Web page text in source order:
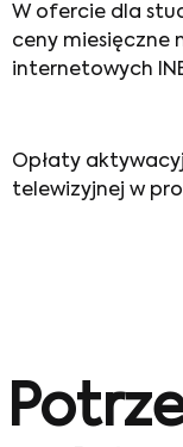
W ofercie dla
ceny miesięczne
internetowych
Opłaty
telewizyjnej w